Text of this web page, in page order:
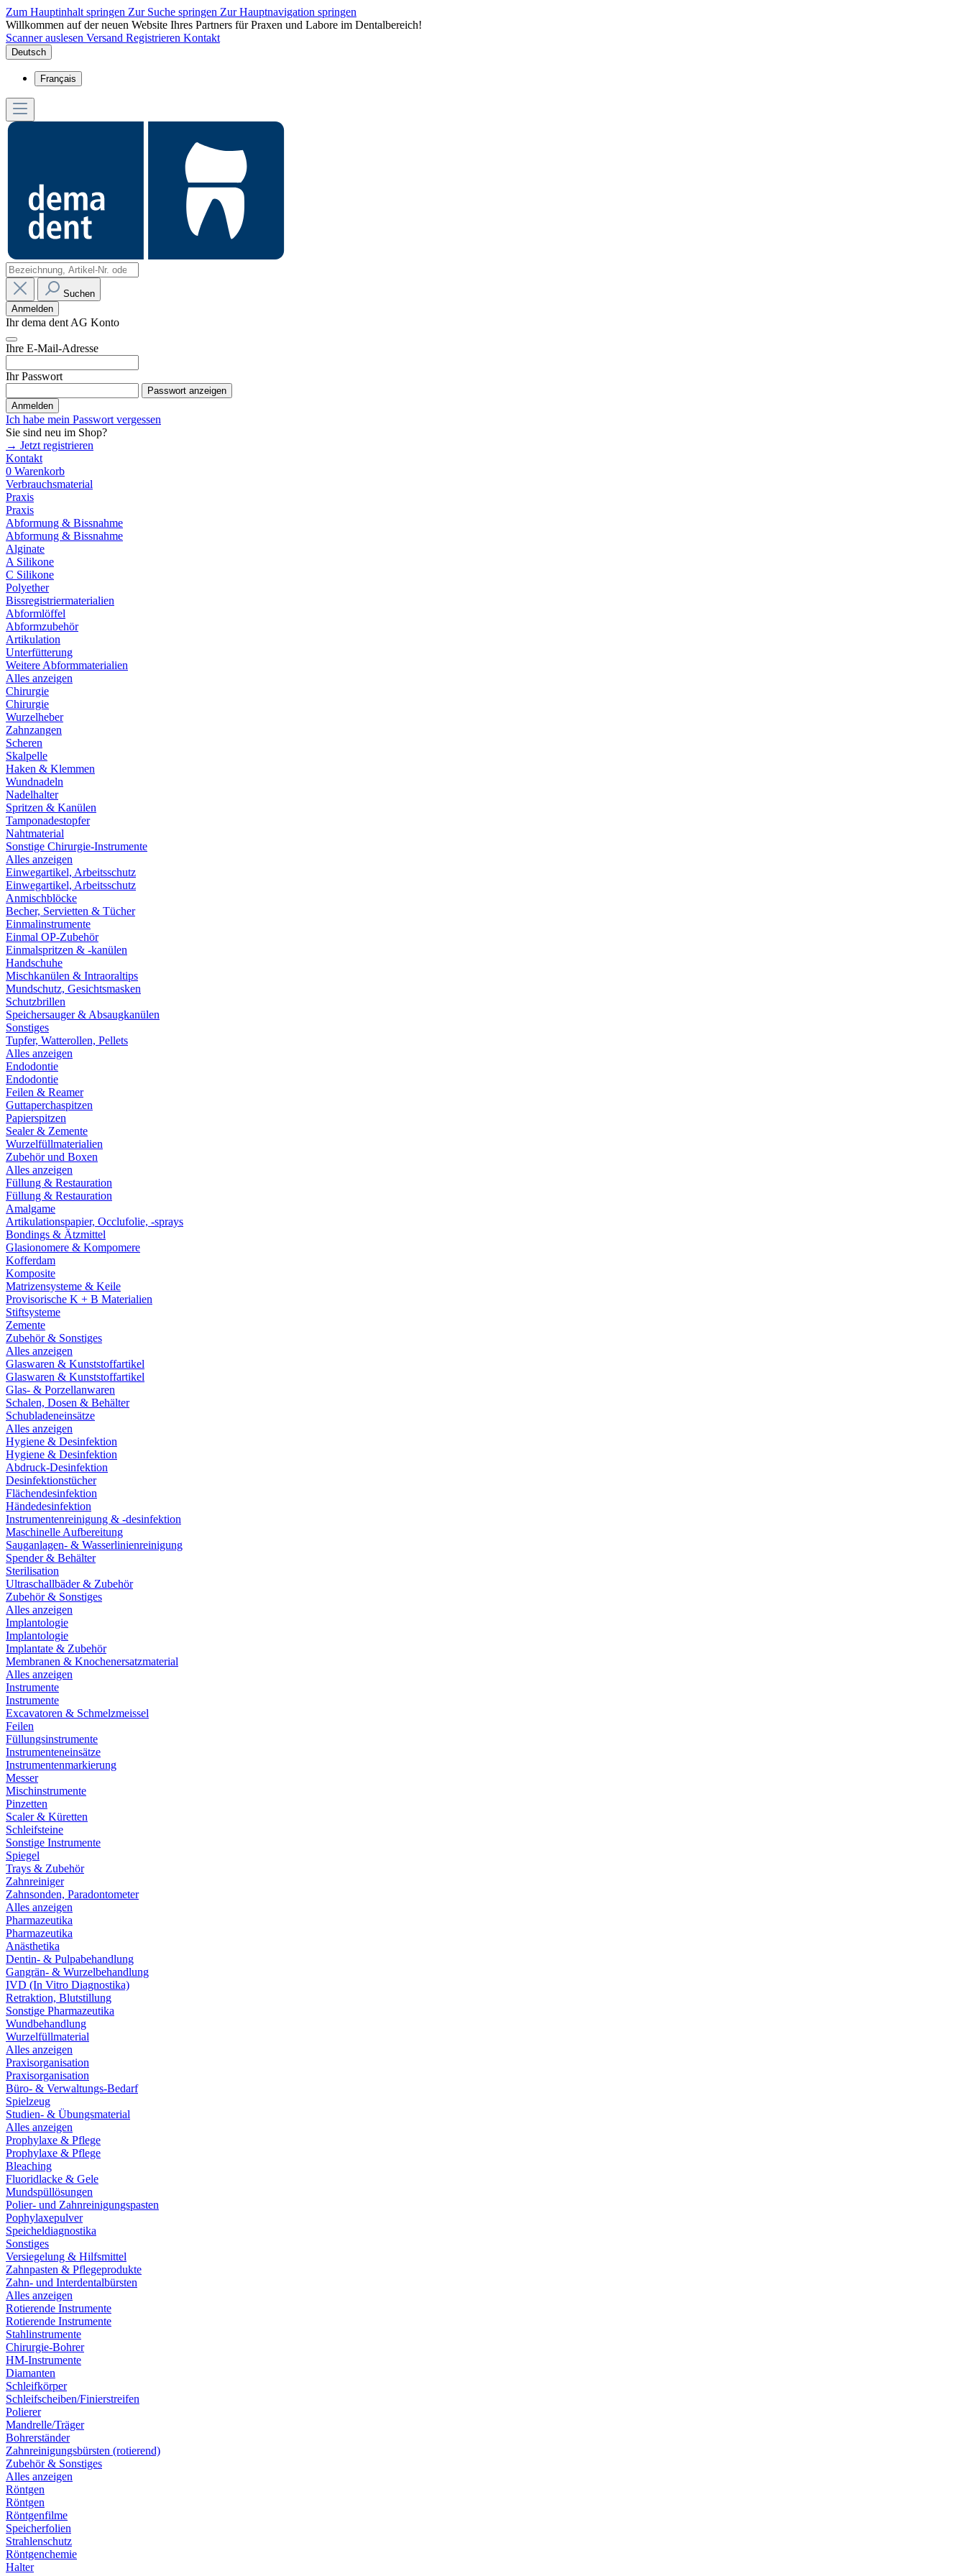
Zum Hauptinhalt springen Zur Suche springen Zur Hauptnavigation springen
Willkommen auf der neuen Website Ihres Partners für Praxen und Labore im Dentalbereich!
Scanner auslesen Versand Registrieren Kontakt
Deutsch
Français
Suchen
Anmelden
Ihr dema dent AG Konto
Ihre E-Mail-Adresse
Ihr Passwort
Passwort anzeigen
Anmelden
Ich habe mein Passwort vergessen
Sie sind neu im Shop?
→ Jetzt registrieren
Kontakt
0 Warenkorb
Verbrauchsmaterial
Praxis
Praxis
Abformung & Bissnahme
Abformung & Bissnahme
Alginate
A Silikone
C Silikone
Polyether
Bissregistriermaterialien
Abformlöffel
Abformzubehör
Artikulation
Unterfütterung
Weitere Abformmaterialien
Alles anzeigen
Chirurgie
Chirurgie
Wurzelheber
Zahnzangen
Scheren
Skalpelle
Haken & Klemmen
Wundnadeln
Nadelhalter
Spritzen & Kanülen
Tamponadestopfer
Nahtmaterial
Sonstige Chirurgie-Instrumente
Alles anzeigen
Einwegartikel, Arbeitsschutz
Einwegartikel, Arbeitsschutz
Anmischblöcke
Becher, Servietten & Tücher
Einmalinstrumente
Einmal OP-Zubehör
Einmalspritzen & -kanülen
Handschuhe
Mischkanülen & Intraoraltips
Mundschutz, Gesichtsmasken
Schutzbrillen
Speichersauger & Absaugkanülen
Sonstiges
Tupfer, Watterollen, Pellets
Alles anzeigen
Endodontie
Endodontie
Feilen & Reamer
Guttaperchaspitzen
Papierspitzen
Sealer & Zemente
Wurzelfüllmaterialien
Zubehör und Boxen
Alles anzeigen
Füllung & Restauration
Füllung & Restauration
Amalgame
Artikulationspapier, Occlufolie, -sprays
Bondings & Ätzmittel
Glasionomere & Kompomere
Kofferdam
Komposite
Matrizensysteme & Keile
Provisorische K + B Materialien
Stiftsysteme
Zemente
Zubehör & Sonstiges
Alles anzeigen
Glaswaren & Kunststoffartikel
Glaswaren & Kunststoffartikel
Glas- & Porzellanwaren
Schalen, Dosen & Behälter
Schubladeneinsätze
Alles anzeigen
Hygiene & Desinfektion
Hygiene & Desinfektion
Abdruck-Desinfektion
Desinfektionstücher
Flächendesinfektion
Händedesinfektion
Instrumentenreinigung & -desinfektion
Maschinelle Aufbereitung
Sauganlagen- & Wasserlinienreinigung
Spender & Behälter
Sterilisation
Ultraschallbäder & Zubehör
Zubehör & Sonstiges
Alles anzeigen
Implantologie
Implantologie
Implantate & Zubehör
Membranen & Knochenersatzmaterial
Alles anzeigen
Instrumente
Instrumente
Excavatoren & Schmelzmeissel
Feilen
Füllungsinstrumente
Instrumenteneinsätze
Instrumentenmarkierung
Messer
Mischinstrumente
Pinzetten
Scaler & Küretten
Schleifsteine
Sonstige Instrumente
Spiegel
Trays & Zubehör
Zahnreiniger
Zahnsonden, Paradontometer
Alles anzeigen
Pharmazeutika
Pharmazeutika
Anästhetika
Dentin- & Pulpabehandlung
Gangrän- & Wurzelbehandlung
IVD (In Vitro Diagnostika)
Retraktion, Blutstillung
Sonstige Pharmazeutika
Wundbehandlung
Wurzelfüllmaterial
Alles anzeigen
Praxisorganisation
Praxisorganisation
Büro- & Verwaltungs-Bedarf
Spielzeug
Studien- & Übungsmaterial
Alles anzeigen
Prophylaxe & Pflege
Prophylaxe & Pflege
Bleaching
Fluoridlacke & Gele
Mundspüllösungen
Polier- und Zahnreinigungspasten
Pophylaxepulver
Speicheldiagnostika
Sonstiges
Versiegelung & Hilfsmittel
Zahnpasten & Pflegeprodukte
Zahn- und Interdentalbürsten
Alles anzeigen
Rotierende Instrumente
Rotierende Instrumente
Stahlinstrumente
Chirurgie-Bohrer
HM-Instrumente
Diamanten
Schleifkörper
Schleifscheiben/Finierstreifen
Polierer
Mandrelle/Träger
Bohrerständer
Zahnreinigungsbürsten (rotierend)
Zubehör & Sonstiges
Alles anzeigen
Röntgen
Röntgen
Röntgenfilme
Speicherfolien
Strahlenschutz
Röntgenchemie
Halter